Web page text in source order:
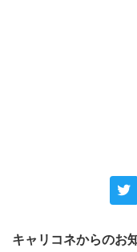
キャリコネからのお